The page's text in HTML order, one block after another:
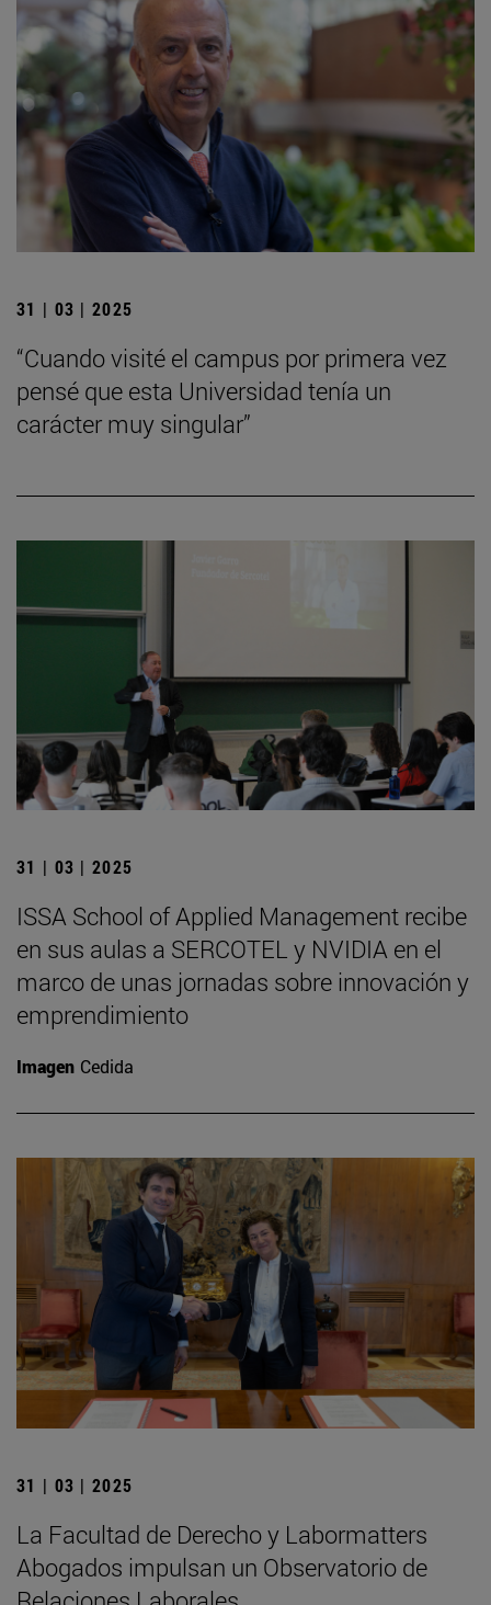
31 | 03 | 2025
“Cuando visité el campus por primera vez
pensé que esta Universidad tenía un
carácter muy singular”
31 | 03 | 2025
ISSA School of Applied Management recibe
en sus aulas a SERCOTEL y NVIDIA en el
marco de unas jornadas sobre innovación y
emprendimiento
Imagen Cedida
31 | 03 | 2025
La Facultad de Derecho y Labormatters
Abogados impulsan un Observatorio de